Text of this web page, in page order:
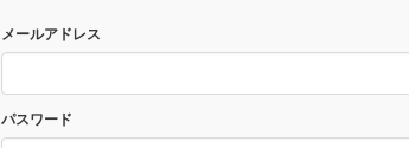
メールアドレス
パスワード